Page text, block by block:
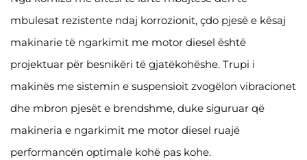
mbulesat rezistente ndaj korrozionit, çdo pjesë e kësaj
makinarie të ngarkimit me motor diesel është
projektuar për besnikëri të gjatëkohëshe. Trupi i
makinës me sistemin e suspensioit zvogëlon vibracionet
dhe mbron pjesët e brendshme, duke siguruar që
makineria e ngarkimit me motor diesel ruajë
performancën optimale kohë pas kohe.